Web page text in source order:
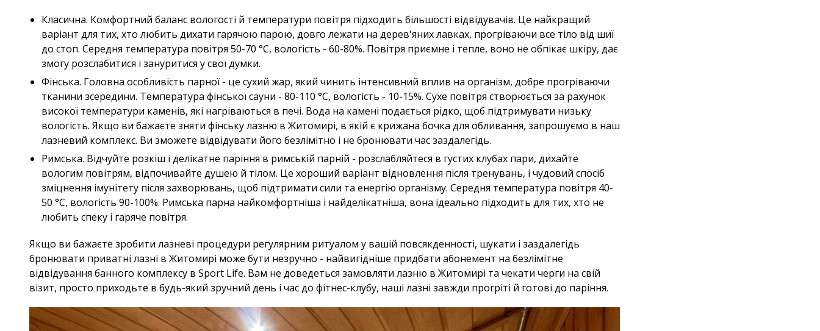
Класична. Комфортний баланс вологості й температури повітря підходить більшості відвідувачів. Це найкращий
варіант для тих, хто любить дихати гарячою парою, довго лежати на дерев'яних лавках, прогріваючи все тіло від шиї
до стоп. Середня температура повітря 50-70 °C, вологість - 60-80%. Повітря приємне і тепле, воно не обпікає шкіру, дає
змогу розслабитися і зануритися у свої думки.
Фінська. Головна особливість парної - це сухий жар, який чинить інтенсивний вплив на організм, добре прогріваючи
тканини зсередини. Температура фінської сауни - 80-110 °C, вологість - 10-15%. Сухе повітря створюється за рахунок
високої температури каменів, які нагріваються в печі. Вода на камені подається рідко, щоб підтримувати низьку
вологість. Якщо ви бажаєте зняти фінську лазню в Житомирі, в якій є крижана бочка для обливання, запрошуємо в наш
лазневий комплекс. Ви зможете відвідувати його безлімітно і не бронювати час заздалегідь.
Римська. Відчуйте розкіш і делікатне паріння в римській парній - розслабляйтеся в густих клубах пари, дихайте
вологим повітрям, відпочивайте душею й тілом. Це хороший варіант відновлення після тренувань, і чудовий спосіб
зміцнення імунітету після захворювань, щоб підтримати сили та енергію організму. Середня температура повітря 40-
50 °C, вологість 90-100%. Римська парна найкомфортніша і найделікатніша, вона ідеально підходить для тих, хто не
любить спеку і гаряче повітря.
Якщо ви бажаєте зробити лазневі процедури регулярним ритуалом у вашій повсякденності, шукати і заздалегідь
бронювати приватні лазні в Житомирі може бути незручно - найвигідніше придбати абонемент на безлімітне
відвідування банного комплексу в Sport Life. Вам не доведеться замовляти лазню в Житомирі та чекати черги на свій
візит, просто приходьте в будь-який зручний день і час до фітнес-клубу, наші лазні завжди прогріті й готові до паріння.